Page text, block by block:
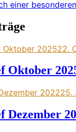
einer
Oktober 202522.
Oktober
202225.
Dezember